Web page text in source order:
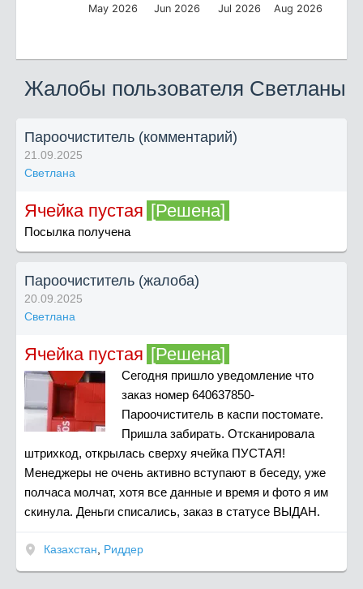
May 2026 Jun 2026 Jul 2026 Aug 2026
Жалобы пользователя Светланы
Пароочиститель (комментарий)
21.09.2025
Светлана
Ячейка пустая [Решена]
Посылка получена
Пароочиститель (жалоба)
20.09.2025
Светлана
Ячейка пустая [Решена]
Сегодня пришло уведомление что
заказ номер 640637850-
Пароочиститель в каспи постомате.
Пришла забирать. Отсканировала
штрихкод, открылась сверху ячейка ПУСТАЯ!
Менеджеры не очень активно вступают в беседу, уже
полчаса молчат, хотя все данные и время и фото я им
скинула. Деньги списались, заказ в статусе ВЫДАН.
Казахстан Риддер